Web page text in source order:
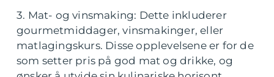
3. Mat- og vinsmaking: Dette inkluderer
gourmetmiddager, vinsmakinger, eller
matlagingskurs. Disse opplevelsene er for de
som setter pris på god mat og drikke, og